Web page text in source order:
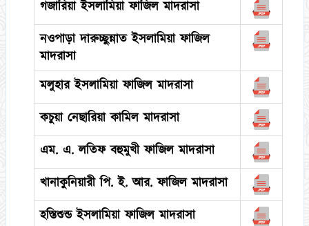
গজারিয়া ইসলামিয়া ফাজিল মাদরাসা
নওপাড়া দারুচ্ছুন্নাত ইসলামিয়া ফাজিল
মাদরাসা
মলুহার ইসলামিয়া ফাজিল মাদরাসা
কচুয়া নেছারিয়া কামিল মাদরাসা
এম. এ. লতিফ বহুমুখী ফাজিল মাদরাসা
খানাকুনিয়ারী পি. ই. আর. ফাজিল মাদরাসা
হস্তিশুন্ড ইসলামিয়া ফাজিল মাদরাসা